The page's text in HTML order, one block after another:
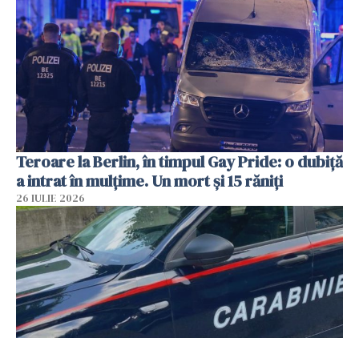
Teroare la Berlin, în timpul Gay Pride: o dubiță
a intrat în mulțime. Un mort și 15 răniți
26 IULIE 2026